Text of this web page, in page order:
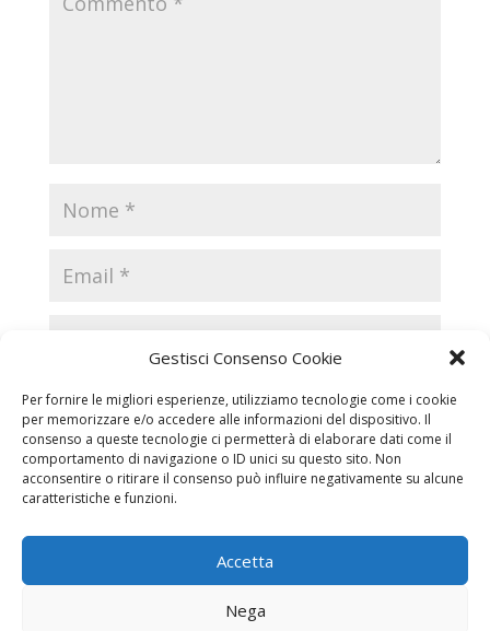
Gestisci Consenso Cookie
Per fornire le migliori esperienze, utilizziamo tecnologie come i cookie
per memorizzare e/o accedere alle informazioni del dispositivo. Il
consenso a queste tecnologie ci permetterà di elaborare dati come il
comportamento di navigazione o ID unici su questo sito. Non
acconsentire o ritirare il consenso può influire negativamente su alcune
caratteristiche e funzioni.
Accetta
Nega
Necrologi Casale Monferrato
Necrologi Piemonte